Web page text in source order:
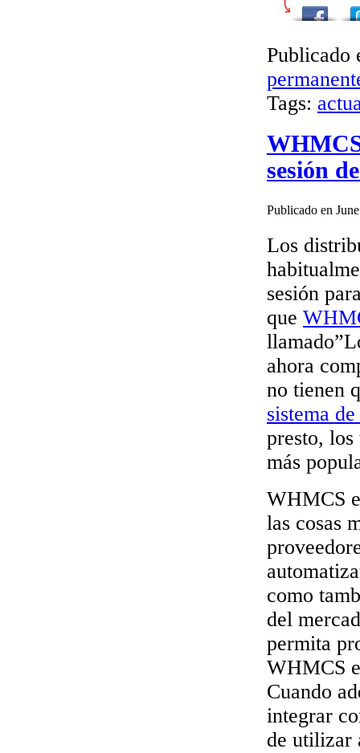
Publicado
Tags:
sesión
Publicado en
Los
sesión
que
ahora
no tienen
sistema
presto,
más
WHMCS
las cosas
como
del
permita
WHMCS
Cuando
integrar
de utilizar